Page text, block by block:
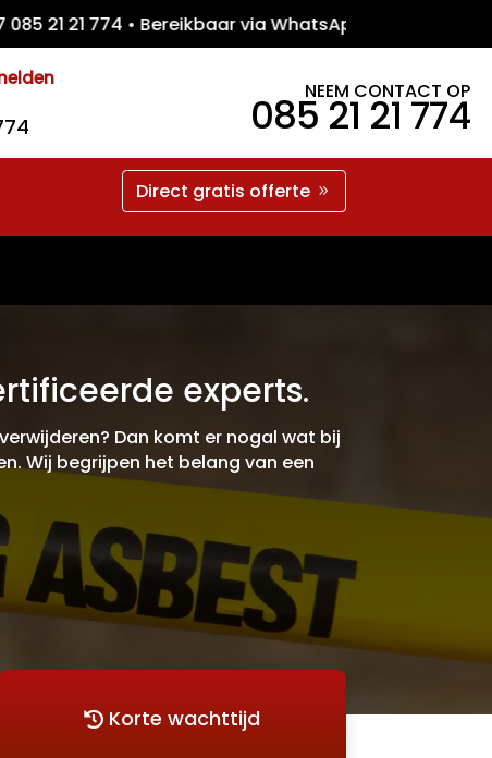
21 774 • Bereikbaar via WhatsApp •
NEEM CONTACT OP
085 21 21 774
Direct gratis offerte
experts.
Dan komt er nogal wat bij
Wij begrijpen het belang van een
Korte wachttijd